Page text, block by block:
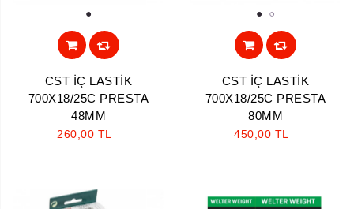
CST İÇ LASTİK
700X18/25C PRESTA
48MM
260,00 TL
CST İÇ LASTİK
700X18/25C PRESTA
80MM
450,00 TL